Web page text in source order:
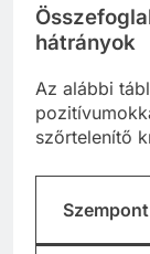
hátrányok
Az alábbi
szőrtelenítő
Szempont